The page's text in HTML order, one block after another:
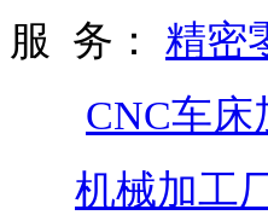
服 务： 精密
CNC车床
机械加工